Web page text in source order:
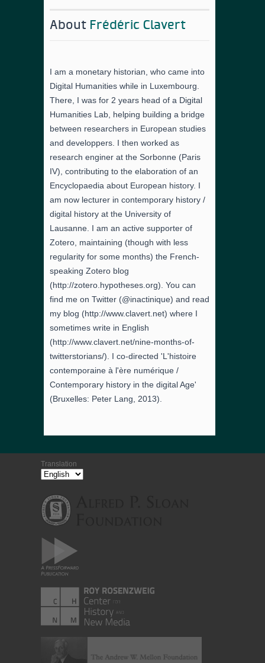
About Frédéric Clavert
I am a monetary historian, who came into
Digital Humanities while in Luxembourg.
There, I was for 2 years head of a Digital
Humanities Lab, helping building a bridge
between researchers in European studies
and developpers. I then worked as
research enginer at the Sorbonne (Paris
IV), contributing to the elaboration of an
Encyclopaedia about European history. I
am now lecturer in contemporary history /
digital history at the University of
Lausanne. I am an active supporter of
Zotero, maintaining (though with less
regularity for some months) the French-
speaking Zotero blog
(http://zotero.hypotheses.org). You can
find me on Twitter (@inactinique) and read
my blog (http://www.clavert.net) where I
sometimes write in English
(http://www.clavert.net/nine-months-of-
twitterstorians/). I co-directed 'L'histoire
contemporaine à l'ère numérique /
Contemporary history in the digital Age'
(Bruxelles: Peter Lang, 2013).
Translation